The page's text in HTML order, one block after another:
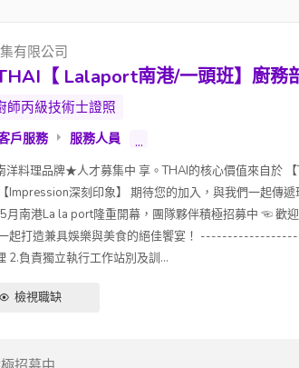
有限公司
【 Lalaport南港/一頭班】廚務
師丙級技術士證照
戶服務 服務人員 ...
料理品牌★人才募集中 享。THAI的核心價值來自於
Impression深刻印象】 期待您的加入，與我們一起傳
月南港La la port隆重開幕，團隊夥伴積極招募中 ☜ 歡
起打造兼具娛樂與美食的絕佳饗宴！
2.負責獨立執行工作站別及訓...
檢視職缺